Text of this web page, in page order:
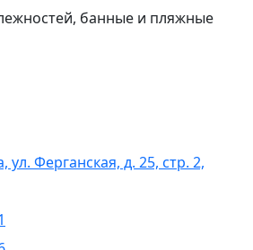
банные и пляжные
ул. Ферганская, д. 25, стр. 2,